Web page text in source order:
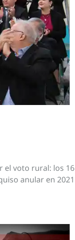
el voto rural: los 16
anular en 2021